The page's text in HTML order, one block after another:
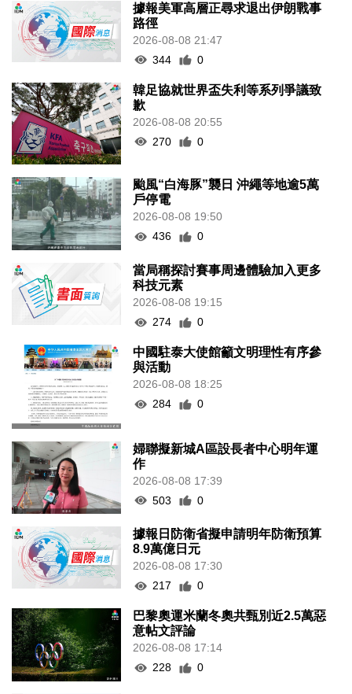
據報美軍高層正尋求退出伊朗戰事
路徑
2026-08-08 21:47
344
0
韓足協就世界盃失利等系列爭議致
歉
2026-08-08 20:55
270
0
颱風“白海豚”襲日 沖繩等地逾5萬
戶停電
2026-08-08 19:50
436
0
當局稱探討賽事周邊體驗加入更多
科技元素
2026-08-08 19:15
274
0
中國駐泰大使館籲文明理性有序參
與活動
2026-08-08 18:25
284
0
婦聯擬新城A區設長者中心明年運
作
2026-08-08 17:39
503
0
據報日防衛省擬申請明年防衛預算
8.9萬億日元
2026-08-08 17:30
217
0
巴黎奧運米蘭冬奧共甄別近2.5萬惡
意帖文評論
2026-08-08 17:14
228
0